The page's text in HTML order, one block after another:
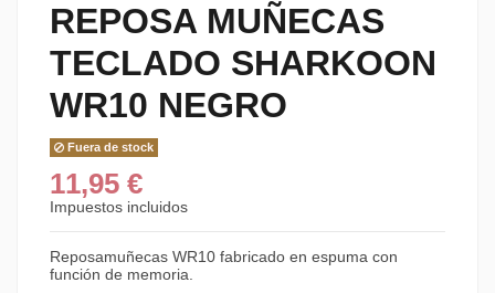
REPOSA MUÑECAS
TECLADO SHARKOON
WR10 NEGRO
Fuera de stock
11,95 €
Impuestos incluidos
Reposamuñecas WR10 fabricado en espuma con
función de memoria.